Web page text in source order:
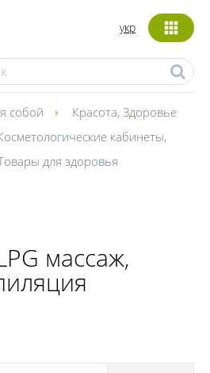
укр
собой Красота, Здоровье
кабинеты,
для здоровья
массаж,